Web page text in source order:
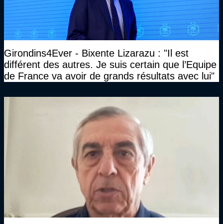
Girondins4Ever - Bixente Lizarazu : "Il est
différent des autres. Je suis certain que l’Equipe
de France va avoir de grands résultats avec lui"